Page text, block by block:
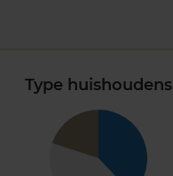
Type huishoudens